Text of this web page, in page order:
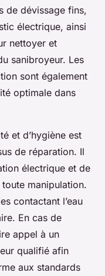
de dévissage fins,
électrique, ainsi
nettoyer et
sanibroyeur. Les
sont également
optimale dans
et d’hygiène est
de réparation. Il
électrique et de
manipulation.
contactant l’eau
En cas de
appel à un
qualifié afin
aux standards